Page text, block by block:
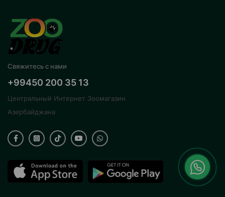
Свяжитесь с нами
+99450 200 35 13
Центральный Интернет Зоомагазин
Азербайджана